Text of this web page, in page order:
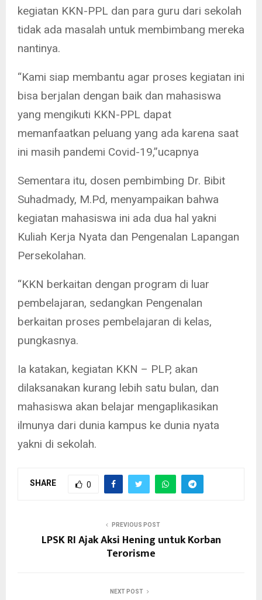
kegiatan KKN-PPL dan para guru dari sekolah
tidak ada masalah untuk membimbang mereka
nantinya.
“Kami siap membantu agar proses kegiatan ini
bisa berjalan dengan baik dan mahasiswa
yang mengikuti KKN-PPL dapat
memanfaatkan peluang yang ada karena saat
ini masih pandemi Covid-19,”ucapnya
Sementara itu, dosen pembimbing Dr. Bibit
Suhadmady, M.Pd, menyampaikan bahwa
kegiatan mahasiswa ini ada dua hal yakni
Kuliah Kerja Nyata dan Pengenalan Lapangan
Persekolahan.
“KKN berkaitan dengan program di luar
pembelajaran, sedangkan Pengenalan
berkaitan proses pembelajaran di kelas,
pungkasnya.
Ia katakan, kegiatan KKN – PLP, akan
dilaksanakan kurang lebih satu bulan, dan
mahasiswa akan belajar mengaplikasikan
ilmunya dari dunia kampus ke dunia nyata
yakni di sekolah.
SHARE 0
PREVIOUS POST
LPSK RI Ajak Aksi Hening untuk Korban
Terorisme
NEXT POST